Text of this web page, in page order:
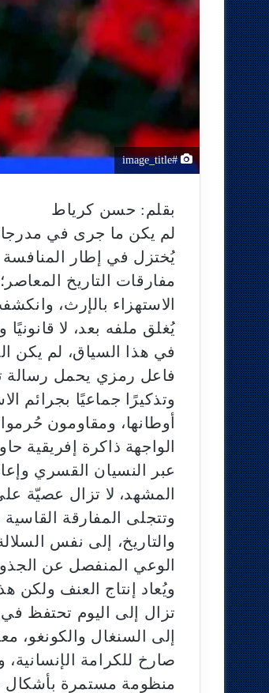
#image_title
بقلم: حسن كرياط
لم يكن ما جرى في
يُختزل في إطار
مفارقات التاريخ
الاستهزاء بالإرث،
يُغلق ملفه بعد، لا قانونيًا
في هذا السياق، لم يكن
فاعل رمزي يحمل رسالة
وتذكيرًا جماعيًا بجرائم
أوطانها، ومقاومون
الواجهة ذاكرة إفريقية
عبر النسيان القسري
المشهد، لا تزال عصيّة
وتتجلى المفارقة
والتاريخ، إلى نفس
الوعي المنفصل عن
ويُعاد إنتاج العنف ولكن
تزال إلى اليوم تحتفظ
إلى السنغال والكونغو،
صارخ للكرامة
منظومة مستمرة بأشكال